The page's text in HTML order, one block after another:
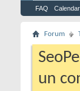
FAQ Calendar
Forum
un